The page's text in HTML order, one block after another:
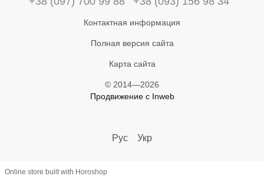
Контактная информация
Полная версия сайта
Карта сайта
© 2014—2026
Продвижение с Inweb
Рус Укр
Online store built with Horoshop